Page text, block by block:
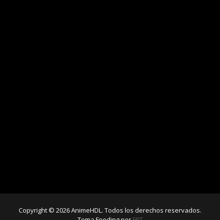
Copyright © 2026 AnimeHDL. Todos los derechos reservados.